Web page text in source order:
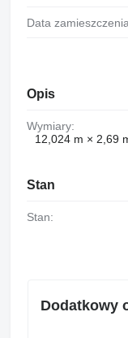
Data
Opis
Wymiary:
12,024 m × 2,69
Stan
Stan:
Dodatkowy